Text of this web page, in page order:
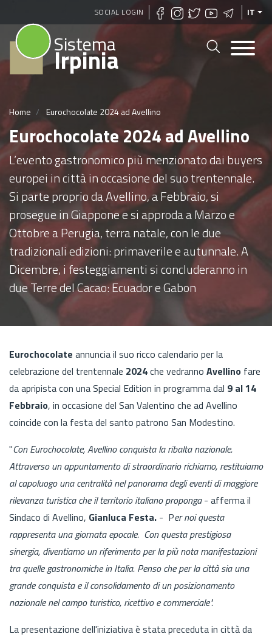
Salta
al
SOCIAL LOGIN IT
Sistema
Irpinia
Home Eurochocolate 2024 ad Avellino
Eurochocolate 2024 ad Avellino
L’evento gastronomico più menzionato dai buyers
europei in città in occasione del suo trentennale.
Si parte proprio da Avellino, a Febbraio, si
prosegue in Giappone e si approda a Marzo e
Ottobre a Perugia, terra natale, con le due
tradizionali edizioni: primaverile e autunnale. A
Dicembre, i festeggiamenti si concluderanno in
due Terre del Cacao: Ecuador e Gabon
Eurochocolate annuncia il suo ricco calendario per la
celebrazione del trentennale 2024che vedranno Avellino fare
da apripista con una Special Edition in programma dal 9 al 14
Febbraio, in occasione del San Valentino che ad Avellino
coincide con la festa del santo patrono San Modestino.
"Con Eurochocolate, Avellino conquista la ribalta nazionale.
Attraverso un appuntamento di straordinario richiamo, restituiamo
al capoluogo una centralità nel panorama degli eventi di maggiore
rilevanza turistica che il territorio italiano proponga- afferma il
Sindaco di Avellino, Gianluca Festa. - Per noi questa
rappresenta una giornata epocale. Con questa prestigiosa
sinergia, diventiamo un riferimento per la più nota manifestazioni
tra quelle gastronomiche in Italia. Penso che per la città sia una
grande conquista e il consolidamento di un posizionamento
nazionale nel campo turistico, ricettivo e commerciale".
La presentazione dell'iniziativa è stata preceduta in città da